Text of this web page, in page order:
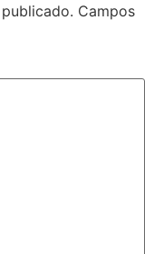
Campos